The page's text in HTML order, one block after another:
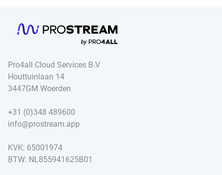
Pro4all Cloud Services B.V
Houttuinlaan 14
3447GM Woerden
+31 (0)348 489600
info@prostream.app
KVK: 65001974
BTW: NL855941625B01